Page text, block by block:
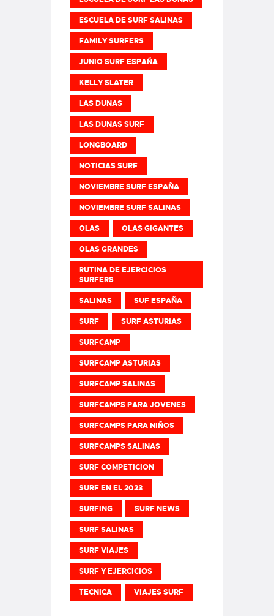
ESCUELA DE SURF SALINAS
FAMILY SURFERS
JUNIO SURF ESPAÑA
KELLY SLATER
LAS DUNAS
LAS DUNAS SURF
LONGBOARD
NOTICIAS SURF
NOVIEMBRE SURF ESPAÑA
NOVIEMBRE SURF SALINAS
OLAS OLAS GIGANTES
OLAS GRANDES
RUTINA DE EJERCICIOS
SURFERS
SALINAS SUF ESPAÑA
SURF SURF ASTURIAS
SURFCAMP
SURFCAMP ASTURIAS
SURFCAMP SALINAS
SURFCAMPS PARA JOVENES
SURFCAMPS PARA NIÑOS
SURFCAMPS SALINAS
SURF COMPETICION
SURF EN EL 2023
SURFING SURF NEWS
SURF SALINAS
SURF VIAJES
SURF Y EJERCICIOS
TECNICA VIAJES SURF